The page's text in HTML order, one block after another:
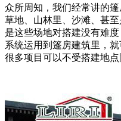
众所周知，我们经常讲的
草地、山林里、沙滩、甚
是这些场地对搭建没有难
系统运用到篷房建筑里，
很多项目可以不受搭建地点